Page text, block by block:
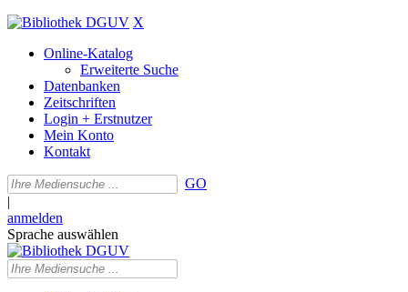
X
Online-Katalog
Erweiterte Suche
Datenbanken
Zeitschriften
Login + Erstnutzer
Mein Konto
Kontakt
GO
|
anmelden
Sprache auswählen